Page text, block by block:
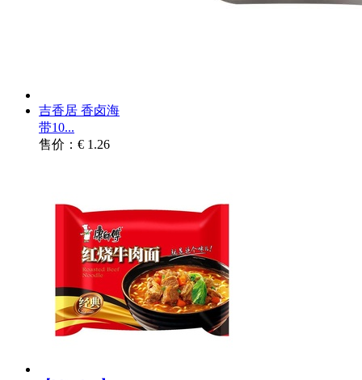
吉香居 香卤海
带10...
售价：€ 1.26